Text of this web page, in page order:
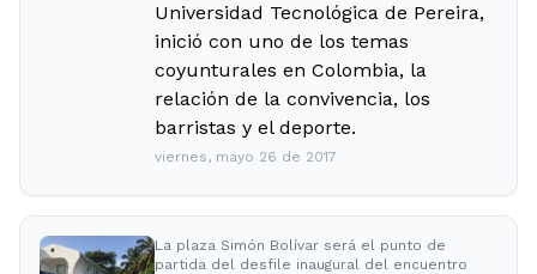
Universidad Tecnológica de Pereira,
inició con uno de los temas
coyunturales en Colombia, la
relación de la convivencia, los
barristas y el deporte.
viernes, mayo 26 de 2017
La plaza Simón Bolívar será el punto de
partida del desfile inaugural del encuentro